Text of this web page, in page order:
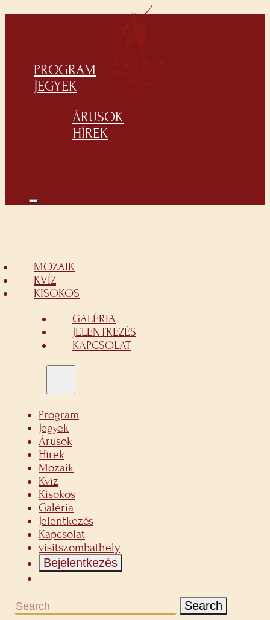
PROGRAM
JEGYEK
ÁRUSOK
HÍREK
MOZAIK
KVÍZ
KISOKOS
GALÉRIA
JELENTKEZÉS
KAPCSOLAT
Program
Jegyek
Árusok
Hírek
Mozaik
Kvíz
Kisokos
Galéria
Jelentkezés
Kapcsolat
visitszombathely
Bejelentkezés
Search